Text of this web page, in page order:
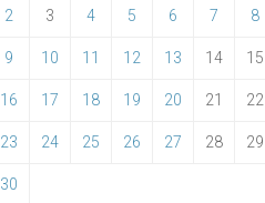
2 3 4 5 6 7 8
9 10 11 12 13 14 15
16 17 18 19 20 21 22
23 24 25 26 27 28 29
30